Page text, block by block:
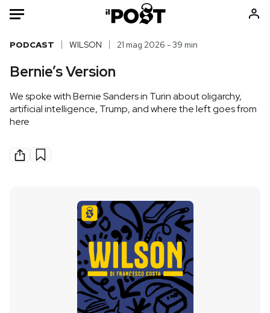
Auto
HOME
Italia
Tecnologia
Moda
Europa
Altrecose
Mondiali calcio 2026
PODCAST WILSON 21 mag 2026 - 39 min
Bernie’s Version
We spoke with Bernie Sanders in Turin about oligarchy,
artificial intelligence, Trump, and where the left goes from
here